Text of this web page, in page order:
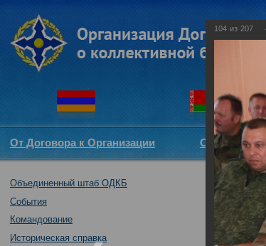
От Договора к Организации Структура
Объединенный штаб ОДКБ
События
Командование
Историческая справка
104 из 207